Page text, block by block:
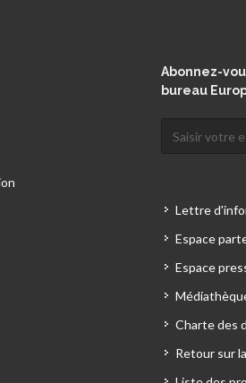
Abonnez-
bureau
Lettre
Espace
Espace
Charte des
Retour sur